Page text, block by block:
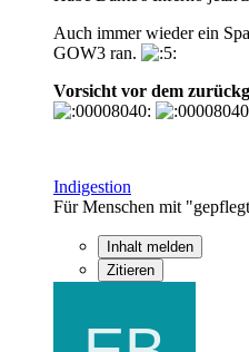
Auch immer wieder ein
GOW3 ran.
Vorsicht vor dem
Indigestion
Für Menschen mit
Inhalt melden
Zitieren